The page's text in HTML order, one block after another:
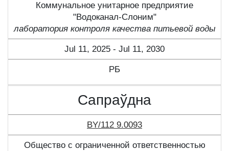
Коммунальное унитарное предприятие
"Водоканал-Слоним"
лаборатория контроля качества питьевой воды
Jul 11, 2025 - Jul 11, 2030
РБ
Сапраўдна
BY/112 9.0093
Общество с ограниченной ответственностью